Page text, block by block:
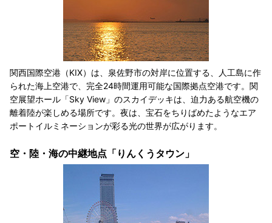
関西国際空港（KIX）は、泉佐野市の対岸に位置する、人工島に作
られた海上空港で、完全24時間運用可能な国際拠点空港です。関
空展望ホール「Sky View」のスカイデッキは、迫力ある航空機の
離着陸が楽しめる場所です。夜は、宝石をちりばめたようなエア
ポートイルミネーションが彩る光の世界が広がります。
空・陸・海の中継地点「りんくうタウン」